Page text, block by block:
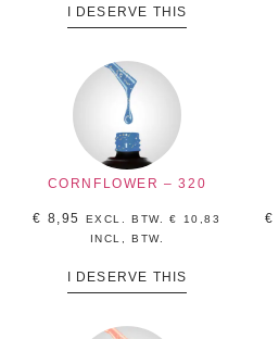
I DESERVE THIS
CORNFLOWER – 320
€ 8,95 EXCL. BTW.€
10,83
INCL, BTW.
I DESERVE THIS
€